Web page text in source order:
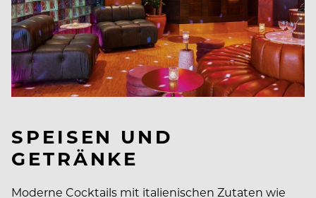
SPEISEN UND
GETRÄNKE
Moderne Cocktails mit italienischen Zutaten wie